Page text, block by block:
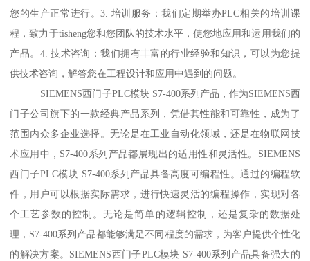
您的生产正常进行。3. 培训服务：我们定期举办PLC相关的培训课
程，致力于tisheng您和您团队的技术水平，使您地应用和运用我们的
产品。4. 技术咨询：我们拥有丰富的行业经验和知识，可以为您提
供技术咨询，解答您在工程设计和应用中遇到的问题。
SIEMENS西门子PLC模块 S7-400系列产品，作为SIEMENS西
门子公司旗下的一款经典产品系列，凭借其性能和可靠性，成为了
范围内众多企业选择。无论是在工业自动化领域，还是在物联网技
术应用中，S7-400系列产品都展现出的适用性和灵活性。SIEMENS
西门子PLC模块 S7-400系列产品具备高度可编程性。通过的编程软
件，用户可以根据实际需求，进行快速灵活的编程操作，实现对各
个工艺参数的控制。无论是简单的逻辑控制，还是复杂的数据处
理，S7-400系列产品都能够满足不同程度的需求，为客户提供个性化
的解决方案。SIEMENS西门子PLC模块 S7-400系列产品具备强大的